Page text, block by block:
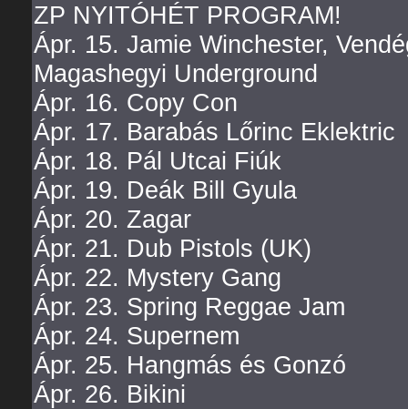
ZP NYITÓHÉT PROGRAM!
Ápr. 15. Jamie Winchester,
Magashegyi Underground
Ápr. 16. Copy Con
Ápr. 17. Barabás Lőrinc Eklektric
Ápr. 18. Pál Utcai Fiúk
Ápr. 19. Deák Bill Gyula
Ápr. 20. Zagar
Ápr. 21. Dub Pistols (UK)
Ápr. 22. Mystery Gang
Ápr. 23. Spring Reggae Jam
Ápr. 24. Supernem
Ápr. 25. Hangmás és Gonzó
Ápr. 26. Bikini